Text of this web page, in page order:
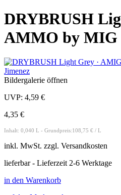
DRYBRUSH
AMMO by MIG
Bildergalerie öffnen
UVP: 4,59 €
4,35 €
Inhalt: 0,040 L - Grundpreis:108,75 € / L
inkl. MwSt. zzgl. Versandkosten
lieferbar - Lieferzeit 2-6 Werktage
in den Warenkorb